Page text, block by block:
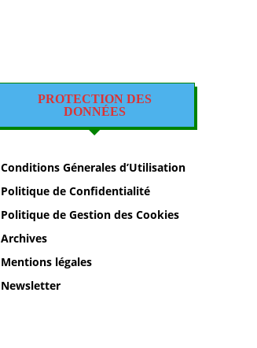
PROTECTION DES
DONNÉES
Conditions Génerales d’Utilisation
Politique de Confidentialité
Politique de Gestion des Cookies
Archives
Mentions légales
Newsletter